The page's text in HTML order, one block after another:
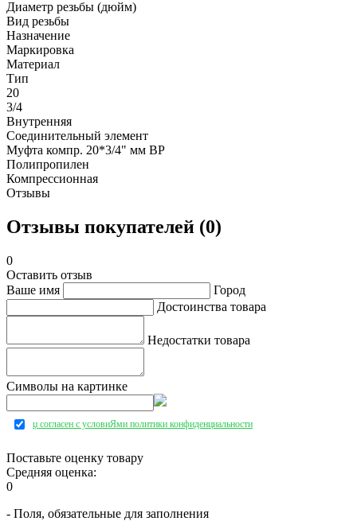
Диаметр резьбы (дюйм)
Вид резьбы
Назначение
Маркировка
Материал
Тип
20
3/4
Внутренняя
Соединительный элемент
Муфта компр. 20*3/4" мм ВР
Полипропилен
Компрессионная
Отзывы
Отзывы покупателей (0)
0
Оставить отзыв
Ваше имя
Город
Достоинства товара
Недостатки товара
Символы на картинке
џ согласен с условиЯми политики конфиденциальности
Поставьте оценку товару
Средняя оценка:
0
- Поля, обязательные для заполнения